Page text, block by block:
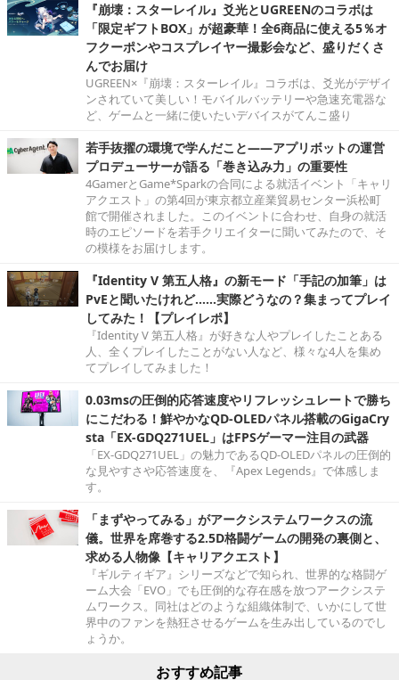
『崩壊：スターレイル』爻光とUGREENのコラボは
「限定ギフトBOX」が超豪華！全6商品に使える5％オ
フクーポンやコスプレイヤー撮影会など、盛りだくさ
んでお届け
UGREEN×『崩壊：スターレイル』コラボは、爻光がデザイ
ンされていて美しい！モバイルバッテリーや急速充電器な
ど、ゲームと一緒に使いたいデバイスがてんこ盛り
若手抜擢の環境で学んだこと――アプリボットの運営
プロデューサーが語る「巻き込み力」の重要性
4GamerとGame*Sparkの合同による就活イベント「キャリ
アクエスト」の第4回が東京都立産業貿易センター浜松町
館で開催されました。このイベントに合わせ、自身の就活
時のエピソードを若手クリエイターに聞いてみたので、そ
の模様をお届けします。
『Identity V 第五人格』の新モード「手記の加筆」は
PvEと聞いたけれど……実際どうなの？集まってプレイ
してみた！【プレイレポ】
『Identity V 第五人格』が好きな人やプレイしたことある
人、全くプレイしたことがない人など、様々な4人を集め
てプレイしてみました！
0.03msの圧倒的応答速度やリフレッシュレートで勝ち
にこだわる！鮮やかなQD-OLEDパネル搭載のGigaCry
sta「EX-GDQ271UEL」はFPSゲーマー注目の武器
「EX-GDQ271UEL」の魅力であるQD-OLEDパネルの圧倒的
な見やすさや応答速度を、『Apex Legends』で体感しま
す。
「まずやってみる」がアークシステムワークスの流
儀。世界を席巻する2.5D格闘ゲームの開発の裏側と、
求める人物像【キャリアクエスト】
『ギルティギア』シリーズなどで知られ、世界的な格闘ゲ
ーム大会「EVO」でも圧倒的な存在感を放つアークシステ
ムワークス。同社はどのような組織体制で、いかにして世
界中のファンを熱狂させるゲームを生み出しているのでし
ょうか。
おすすめ記事